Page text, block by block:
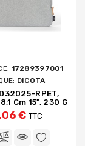
17289397001
DICOTA
RPET,
Cm 15", 230 G
€ TTC